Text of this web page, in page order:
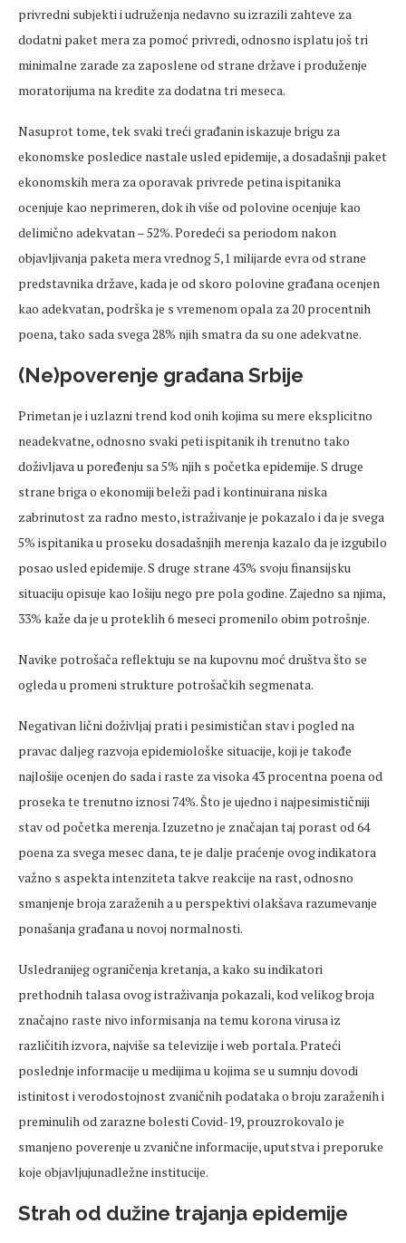
privredni subjekti i udruženja nedavno su izrazili zahteve za
dodatni paket mera za pomoć privredi, odnosno isplatu još tri
minimalne zarade za zaposlene od strane države i produženje
moratorijuma na kredite za dodatna tri meseca.
Nasuprot tome, tek svaki treći građanin iskazuje brigu za
ekonomske posledice nastale usled epidemije, a dosadašnji paket
ekonomskih mera za oporavak privrede petina ispitanika
ocenjuje kao neprimeren, dok ih više od polovine ocenjuje kao
delimično adekvatan – 52%. Poredeći sa periodom nakon
objavljivanja paketa mera vrednog 5,1 milijarde evra od strane
predstavnika države, kada je od skoro polovine građana ocenjen
kao adekvatan, podrška je s vremenom opala za 20 procentnih
poena, tako sada svega 28% njih smatra da su one adekvatne.
(Ne)poverenje građana Srbije
Primetan je i uzlazni trend kod onih kojima su mere eksplicitno
neadekvatne, odnosno svaki peti ispitanik ih trenutno tako
doživljava u poređenju sa 5% njih s početka epidemije. S druge
strane briga o ekonomiji beleži pad i kontinuirana niska
zabrinutost za radno mesto, istraživanje je pokazalo i da je svega
5% ispitanika u proseku dosadašnjih merenja kazalo da je izgubilo
posao usled epidemije. S druge strane 43% svoju finansijsku
situaciju opisuje kao lošiju nego pre pola godine. Zajedno sa njima,
33% kaže da je u proteklih 6 meseci promenilo obim potrošnje.
Navike potrošača reflektuju se na kupovnu moć društva što se
ogleda u promeni strukture potrošačkih segmenata.
Negativan lični doživljaj prati i pesimističan stav i pogled na
pravac daljeg razvoja epidemiološke situacije, koji je takođe
najlošije ocenjen do sada i raste za visoka 43 procentna poena od
proseka te trenutno iznosi 74%. Što je ujedno i najpesimističniji
stav od početka merenja. Izuzetno je značajan taj porast od 64
poena za svega mesec dana, te je dalje praćenje ovog indikatora
važno s aspekta intenziteta takve reakcije na rast, odnosno
smanjenje broja zaraženih a u perspektivi olakšava razumevanje
ponašanja građana u novoj normalnosti.
Usledranijeg ograničenja kretanja, a kako su indikatori
prethodnih talasa ovog istraživanja pokazali, kod velikog broja
značajno raste nivo informisanja na temu korona virusa iz
različitih izvora, najviše sa televizije i web portala. Prateći
poslednje informacije u medijima u kojima se u sumnju dovodi
istinitost i verodostojnost zvaničnih podataka o broju zaraženih i
preminulih od zarazne bolesti Covid-19, prouzrokovalo je
smanjeno poverenje u zvanične informacije, uputstva i preporuke
koje objavljujunadležne institucije.
Strah od dužine trajanja epidemije